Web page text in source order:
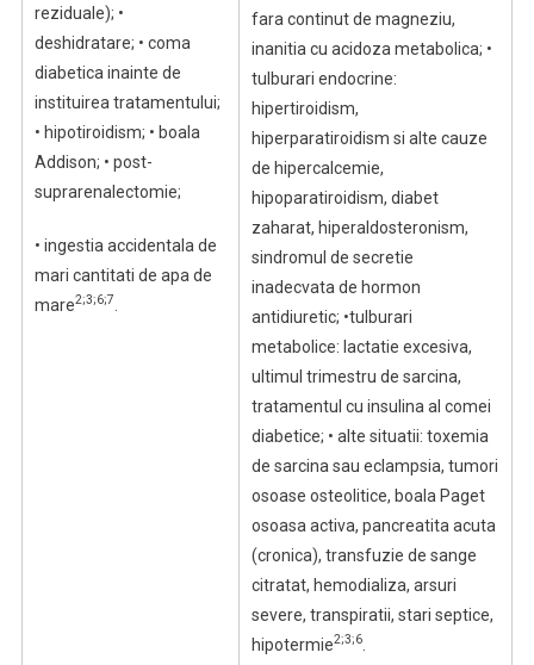
reziduale); •
deshidratare; • coma
diabetica inainte de
instituirea tratamentului;
• hipotiroidism; • boala
Addison; • post-
suprarenalectomie;
• ingestia accidentala de
mari cantitati de apa de
mare2;3;6;7
fara continut de magneziu,
inanitia cu acidoza metabolica; •
tulburari endocrine:
hipertiroidism,
hiperparatiroidism si alte cauze
de hipercalcemie,
hipoparatiroidism, diabet
zaharat, hiperaldosteronism,
sindromul de secretie
inadecvata de hormon
antidiuretic; •tulburari
metabolice: lactatie excesiva,
ultimul trimestru de sarcina,
tratamentul cu insulina al comei
diabetice; • alte situatii: toxemia
de sarcina sau eclampsia, tumori
osoase osteolitice, boala Paget
osoasa activa, pancreatita acuta
(cronica), transfuzie de sange
citratat, hemodializa, arsuri
severe, transpiratii, stari septice,
hipotermie2;3;6.